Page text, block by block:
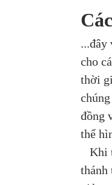
...đây
cho
thời
đồng
thể
Khi
thánh